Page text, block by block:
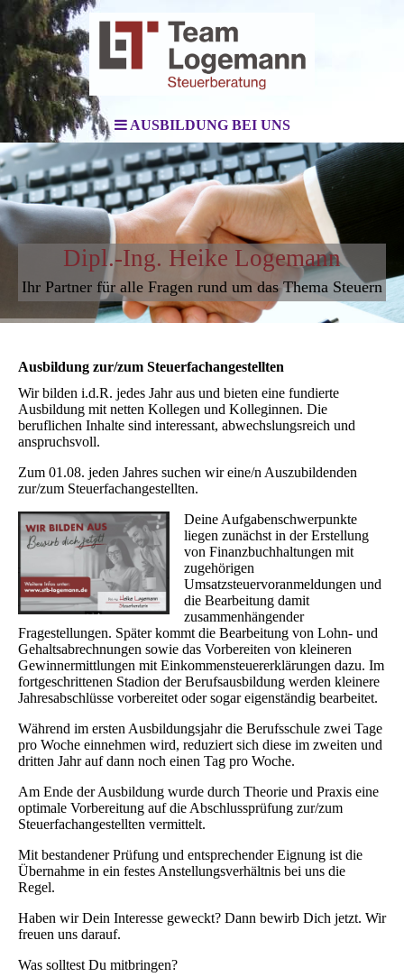
AUSBILDUNG BEI UNS
Dipl.-Ing. Heike Logemann
Ihr Partner für alle Fragen rund um das Thema Steuern
Ausbildung zur/zum Steuerfachangestellten
Wir bilden i.d.R. jedes Jahr aus und bieten eine fundierte
Ausbildung mit netten Kollegen und Kolleginnen. Die
beruflichen Inhalte sind interessant, abwechslungsreich und
anspruchsvoll.
Zum 01.08. jeden Jahres suchen wir eine/n Auszubildenden
zur/zum Steuerfachangestellten.
Deine Aufgabenschwerpunkte
liegen zunächst in der Erstellung
von Finanzbuchhaltungen mit
zugehörigen
Umsatzsteuervoranmeldungen und
die Bearbeitung damit
zusammenhängender
Fragestellungen. Später kommt die Bearbeitung von Lohn- und
Gehaltsabrechnungen sowie das Vorbereiten von kleineren
Gewinnermittlungen mit Einkommensteuererklärungen dazu. Im
fortgeschrittenen Stadion der Berufsausbildung werden kleinere
Jahresabschlüsse vorbereitet oder sogar eigenständig bearbeitet.
Während im ersten Ausbildungsjahr die Berufsschule zwei Tage
pro Woche einnehmen wird, reduziert sich diese im zweiten und
dritten Jahr auf dann noch einen Tag pro Woche.
Am Ende der Ausbildung wurde durch Theorie und Praxis eine
optimale Vorbereitung auf die Abschlussprüfung zur/zum
Steuerfachangestellten vermittelt.
Mit bestandener Prüfung und entsprechender Eignung ist die
Übernahme in ein festes Anstellungsverhältnis bei uns die
Regel.
Haben wir Dein Interesse geweckt? Dann bewirb Dich jetzt. Wir
freuen uns darauf.
Was solltest Du mitbringen?